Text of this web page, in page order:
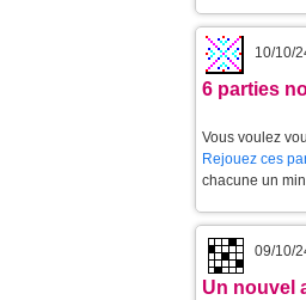
10/10/
6 parties
Vous voulez
Rejouez ces
chacune un
09/10/
Un nouvel